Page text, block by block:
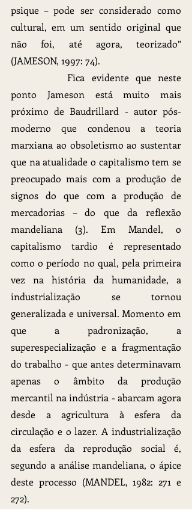
psique – pode ser considerado como
cultural, em um sentido original que
não foi, até agora, teorizado”
(JAMESON, 1997: 74).
ponto Jameson está muito mais
próximo de Baudrillard - autor pós-
moderno que condenou a teoria
marxiana ao obsoletismo ao sustentar
que na atualidade o capitalismo tem se
preocupado mais com a produção de
signos do que com a produção de
mercadorias – do que da reflexão
mandeliana (3). Em Mandel, o
capitalismo tardio é representado
como o período no qual, pela primeira
vez na história da humanidade, a
industrialização se tornou
generalizada e universal. Momento em
que a padronização, a
superespecialização e a fragmentação
do trabalho - que antes determinavam
apenas o âmbito da produção
mercantil na indústria - abarcam agora
desde a agricultura à esfera da
circulação e o lazer. A industrialização
da esfera da reprodução social é,
segundo a análise mandeliana, o ápice
deste processo (MANDEL, 1982: 271 e
272).